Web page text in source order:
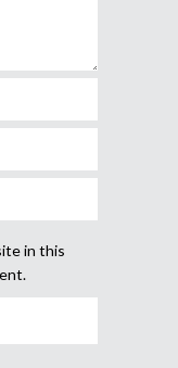
in this